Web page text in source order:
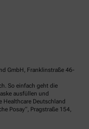
GmbH, Franklinstraße 46-
So einfach geht die
ausfüllen und
Healthcare Deutschland
Posay“, Pragstraße 154,